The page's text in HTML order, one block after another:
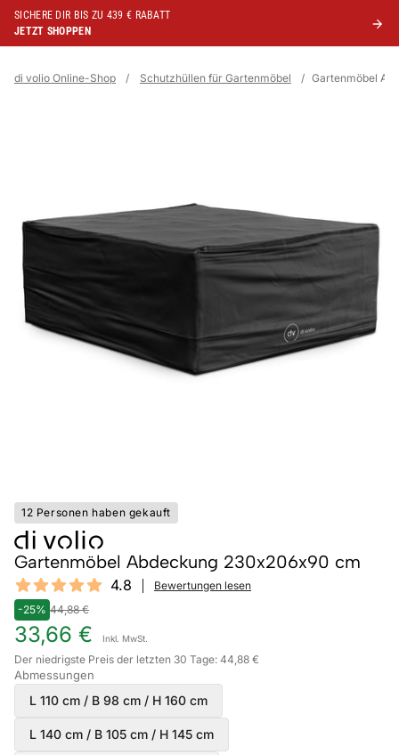
SICHERE DIR BIS ZU 439 € RABATT
JETZT SHOPPEN
di volio Online-Shop / Schutzhüllen für Gartenmöbel / Gartenmöbel
12 Personen haben gekauft
Gartenmöbel Abdeckung 230x206x90 cm
Reviews
4.8 out of 5 stars 4.8
Bewertungen lesen
-25% 44,88 €
33,66 € Inkl. MwSt.
Der niedrigste Preis der letzten 30 Tage: 44,88 €
Abmessungen
L 110 cm / B 98 cm / H 160 cm
L 140 cm / B 105 cm / H 145 cm